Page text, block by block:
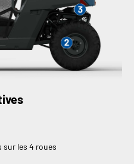
sur les 4 roues